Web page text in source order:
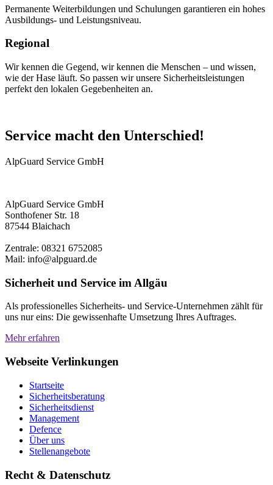
Permanente Weiterbildungen und Schulungen garantieren ein hohes
Ausbildungs- und Leistungsniveau.
Regional
Wir kennen die Gegend, wir kennen die Menschen – und wissen,
wie der Hase läuft. So passen wir unsere Sicherheitsleistungen
perfekt den lokalen Gegebenheiten an.
Service macht den Unterschied!
AlpGuard Service GmbH
AlpGuard Service GmbH
Sonthofener Str. 18
87544 Blaichach
Zentrale: 08321 6752085
Mail: info@alpguard.de
Sicherheit und Service im Allgäu
Als professionelles Sicherheits- und Service-Unternehmen zählt für
uns nur eins: Die gewissenhafte Umsetzung Ihres Auftrages.
Mehr erfahren
Webseite Verlinkungen
Startseite
Sicherheitsberatung
Sicherheitsdienst
Management
Defence
Über uns
Stellenangebote
Recht & Datenschutz